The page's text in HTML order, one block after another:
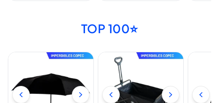
TOP 100⭐